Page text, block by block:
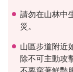
請勿在山林中
災。
山區步道附近
除不可主動攻